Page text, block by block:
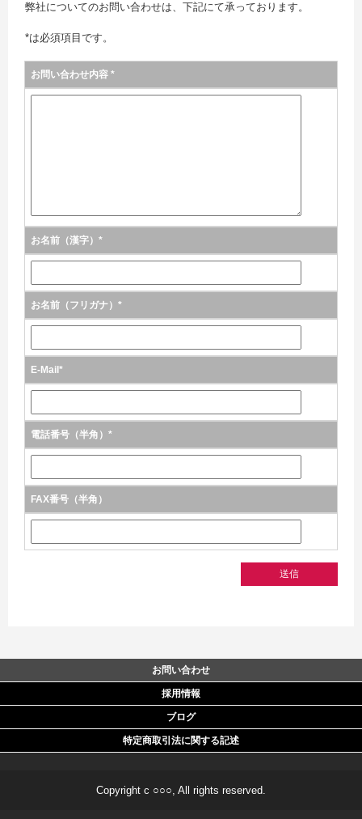
弊社についてのお問い合わせは、下記にて承っております。
*は必須項目です。
お問い合わせ内容 *
お名前（漢字）*
お名前（フリガナ）*
E-Mail*
電話番号（半角）*
FAX番号（半角）
お問い合わせ
採用情報
ブログ
特定商取引法に関する記述
Copyright c ○○○, All rights reserved.